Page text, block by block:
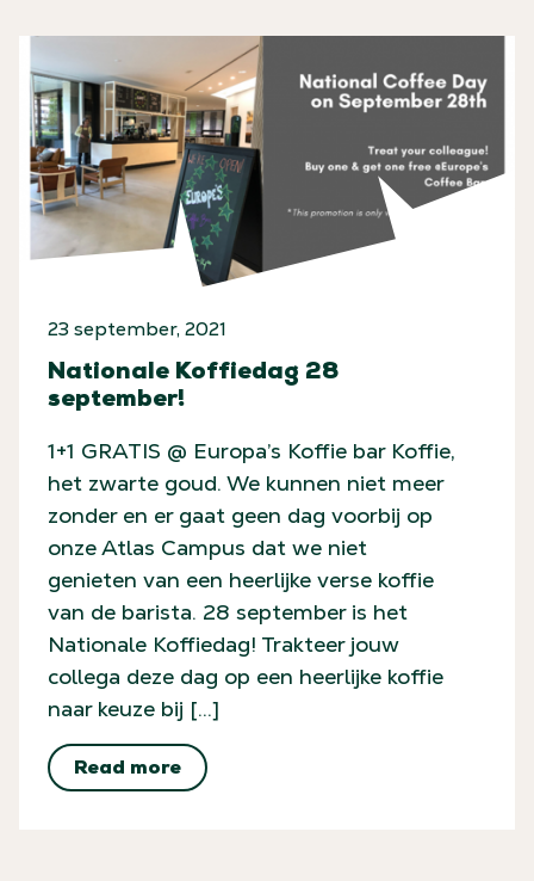
23 september, 2021
Nationale Koffiedag 28
september!
1+1 GRATIS @ Europa’s Koffie bar Koffie,
het zwarte goud. We kunnen niet meer
zonder en er gaat geen dag voorbij op
onze Atlas Campus dat we niet
genieten van een heerlijke verse koffie
van de barista. 28 september is het
Nationale Koffiedag! Trakteer jouw
collega deze dag op een heerlijke koffie
naar keuze bij […]
Read more